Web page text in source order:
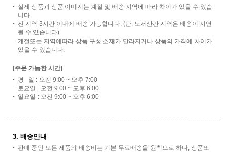
실제 상품과 상품 이미지는 계절 및 배송 지역에 따라 차이가 있을 수 있습
니다.
전 지역 3시간 이내에 배송 가능합니다. (단, 도서산간 지역은 배송이 지연
될 수 있습니다)
계절또는 지역에따라 상품 구성 소재가 달라지거나 상품의 가격에 차이가
있을 수 있습니다.
[주문 가능한 시간]
평 일 : 오전 9:00 ~ 오후 7:00
토요일 : 오전 9:00 ~ 오후 6:00
일요일 : 오전 9:00 ~ 오후 6:00
3. 배송안내
판매 중인 모든 제품의 배송비는 기본 무료배송을 원칙으로 하나, 상품또